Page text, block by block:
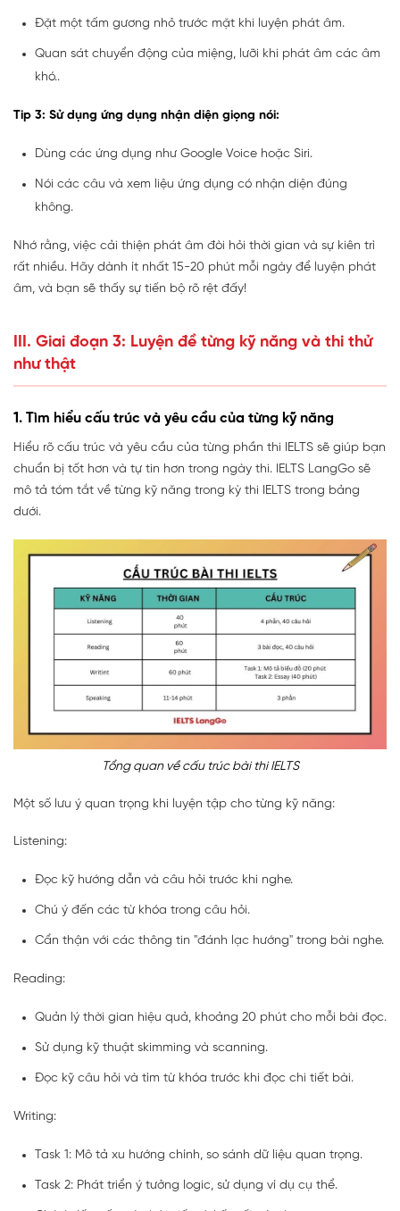
Đặt một tấm gương nhỏ trước mặt khi luyện phát âm.
Quan sát chuyển động của miệng, lưỡi khi phát âm các âm
khó..
Tip 3: Sử dụng ứng dụng nhận diện giọng nói:
Dùng các ứng dụng như Google Voice hoặc Siri.
Nói các câu và xem liệu ứng dụng có nhận diện đúng
không.
Nhớ rằng, việc cải thiện phát âm đòi hỏi thời gian và sự kiên trì
rất nhiều. Hãy dành ít nhất 15-20 phút mỗi ngày để luyện phát
âm, và bạn sẽ thấy sự tiến bộ rõ rệt đấy!
III. Giai đoạn 3: Luyện đề từng kỹ năng và thi thử
như thật
1. Tìm hiểu cấu trúc và yêu cầu của từng kỹ năng
Hiểu rõ cấu trúc và yêu cầu của từng phần thi IELTS sẽ giúp bạn
chuẩn bị tốt hơn và tự tin hơn trong ngày thi. IELTS LangGo sẽ
mô tả tóm tắt về từng kỹ năng trong kỳ thi IELTS trong bảng
dưới.
Tổng quan về cấu trúc bài thi IELTS
Một số lưu ý quan trọng khi luyện tập cho từng kỹ năng:
Listening:
Đọc kỹ hướng dẫn và câu hỏi trước khi nghe.
Chú ý đến các từ khóa trong câu hỏi.
Cẩn thận với các thông tin "đánh lạc hướng" trong bài nghe.
Reading:
Quản lý thời gian hiệu quả, khoảng 20 phút cho mỗi bài đọc.
Sử dụng kỹ thuật skimming và scanning.
Đọc kỹ câu hỏi và tìm từ khóa trước khi đọc chi tiết bài.
Writing:
Task 1: Mô tả xu hướng chính, so sánh dữ liệu quan trọng.
Task 2: Phát triển ý tưởng logic, sử dụng ví dụ cụ thể.